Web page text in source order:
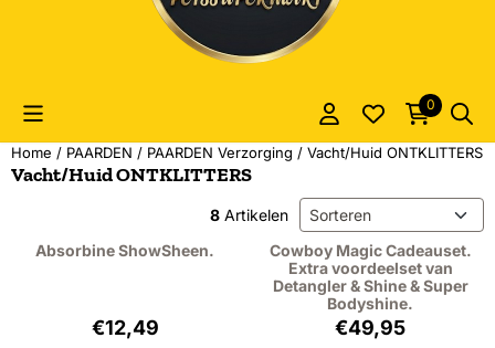
0
Home / PAARDEN / PAARDEN Verzorging / Vacht/Huid ONTKLITTERS
Vacht/Huid ONTKLITTERS
8 Artikelen Sorteermethode
Absorbine ShowSheen.
Prijs: 12,49, exclusief btw: 10,32
€12,49
Cowboy Magic Cadeauset.
Extra voordeelset van
Detangler & Shine & Super
Bodyshine.
Prijs: 49,95,
€49,95